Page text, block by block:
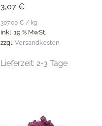
3,07€
307,00€ / kg
inkl. 19 % MwSt.
zzgl.Versandkosten
Lieferzeit:2-3 Tage